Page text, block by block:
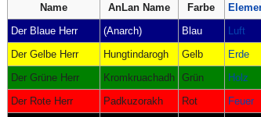
Name AnLan Name Farbe
Der Blaue Herr
(Anarch) Blau Luft
Der Gelbe Herr
Hungtindarogh Gelb Erde
Der Grüne Herr
Kromkruachadh Grün Holz
Der Rote Herr
Padkuzorakh Rot
Feuer